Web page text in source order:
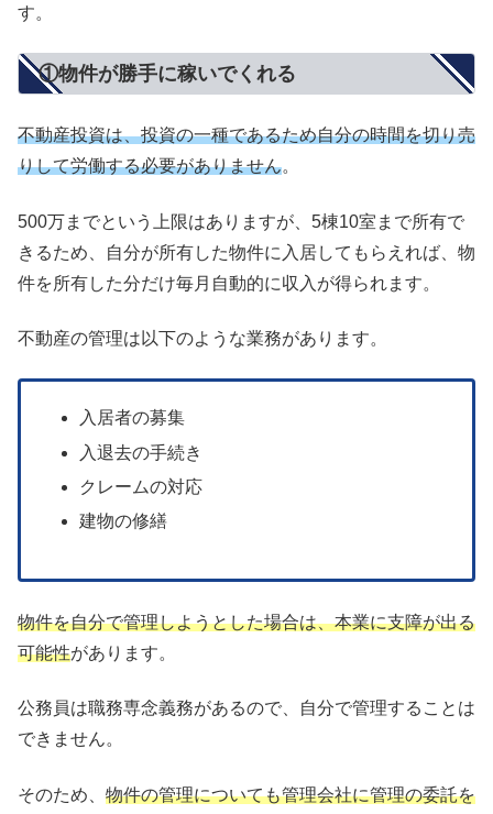
す。
①物件が勝手に稼いでくれる
不動産投資は、投資の一種であるため自分の時間を切り売
りして労働する必要がありません。
500万までという上限はありますが、5棟10室まで所有で
きるため、自分が所有した物件に入居してもらえれば、物
件を所有した分だけ毎月自動的に収入が得られます。
不動産の管理は以下のような業務があります。
入居者の募集
入退去の手続き
クレームの対応
建物の修繕
物件を自分で管理しようとした場合は、本業に支障が出る
可能性があります。
公務員は職務専念義務があるので、自分で管理することは
できません。
そのため、 物件の管理についても管理会社に管理の委託を